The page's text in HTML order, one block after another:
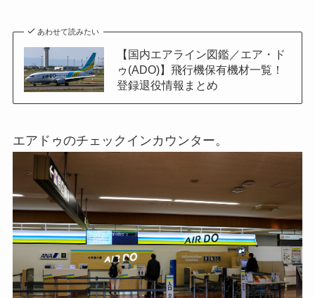
あわせて読みたい
【国内エアライン図鑑／エア・ド
ゥ(ADO)】飛行機保有機材一覧！
登録退役情報まとめ
エアドゥのチェックインカウンター。